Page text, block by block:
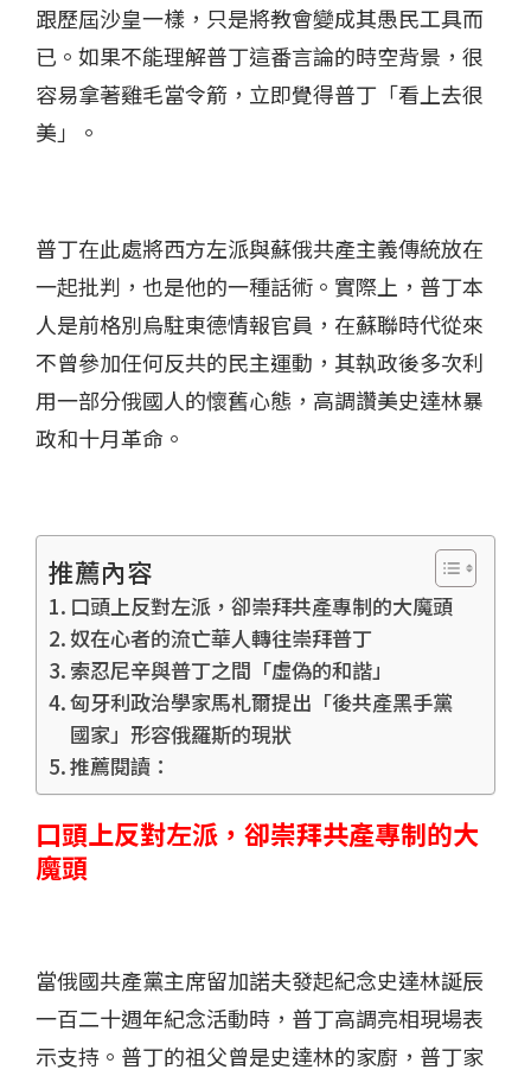
跟歷屆沙皇一樣，只是將教會變成其愚民工具而
已。如果不能理解普丁這番言論的時空背景，很
容易拿著雞毛當令箭，立即覺得普丁「看上去很
美」。
普丁在此處將西方左派與蘇俄共產主義傳統放在
一起批判，也是他的一種話術。實際上，普丁本
人是前格別烏駐東德情報官員，在蘇聯時代從來
不曾參加任何反共的民主運動，其執政後多次利
用一部分俄國人的懷舊心態，高調讚美史達林暴
政和十月革命。
推薦內容
口頭上反對左派，卻崇拜共產專制的大魔頭
奴在心者的流亡華人轉往崇拜普丁
索忍尼辛與普丁之間「虛偽的和諧」
匈牙利政治學家馬札爾提出「後共產黑手黨
國家」形容俄羅斯的現狀
推薦閱讀：
口頭上反對左派，卻崇拜共產專制的大
魔頭
當俄國共產黨主席留加諾夫發起紀念史達林誕辰
一百二十週年紀念活動時，普丁高調亮相現場表
示支持。普丁的祖父曾是史達林的家廚，普丁家